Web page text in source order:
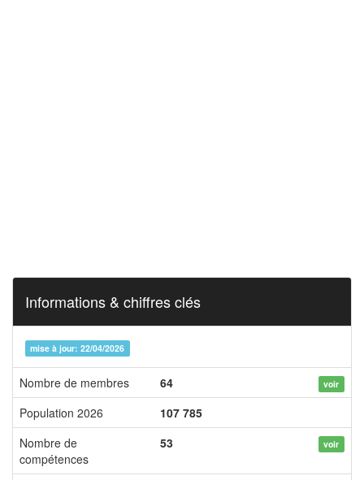
Informations & chiffres clés
mise à jour: 22/04/2026
Nombre de membres 64 voir
Population 2026
107 785
Nombre de
compétences
53 voir